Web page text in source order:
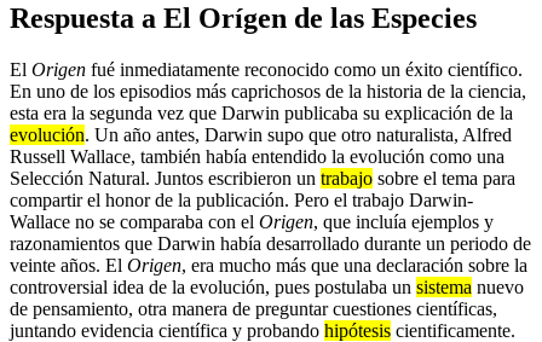
Respuesta a El Orígen de las Especies
El Origen fué inmediatamente reconocido como un éxito científico.
En uno de los episodios más caprichosos de la historia de la ciencia,
esta era la segunda vez que Darwin publicaba su explicación de la
evolución. Un año antes, Darwin supo que otro naturalista, Alfred
Russell Wallace, también había entendido la evolución como una
Selección Natural. Juntos escribieron un trabajo sobre el tema para
compartir el honor de la publicación. Pero el trabajo Darwin-
Wallace no se comparaba con el Origen, que incluía ejemplos y
razonamientos que Darwin había desarrollado durante un periodo de
veinte años. El Origen, era mucho más que una declaración sobre la
controversial idea de la evolución, pues postulaba un sistema nuevo
de pensamiento, otra manera de preguntar cuestiones científicas,
juntando evidencia científica y probando hipótesis cientificamente.